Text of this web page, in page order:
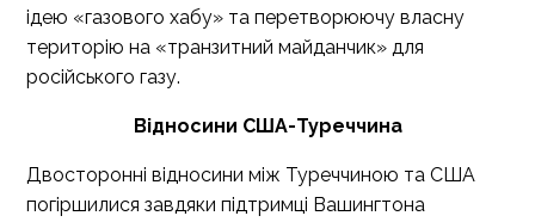
ідею «газового хабу» та перетворюючу власну
територію на «транзитний майданчик» для
російського газу.
Відносини США-Туреччина
Двосторонні відносини між Туреччиною та США
погіршилися завдяки підтримці Вашингтона